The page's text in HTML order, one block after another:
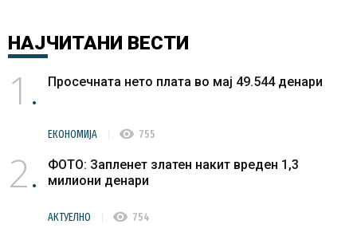
НАЈЧИТАНИ ВЕСТИ
1 Просечната нето плата во мај 49.544 денари
ЕКОНОМИЈА visibility 755
2
ФОТО: Запленет златен накит вреден 1,3
милиони денари
АКТУЕЛНО visibility 754